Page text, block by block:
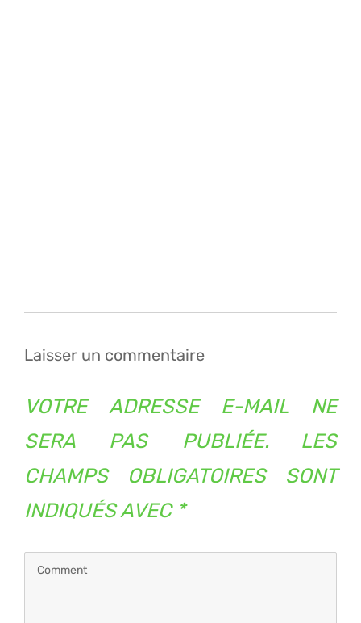
Laisser un commentaire
VOTRE ADRESSE E-MAIL NE
SERA PAS PUBLIÉE.
LES
CHAMPS OBLIGATOIRES SONT
INDIQUÉS AVEC *